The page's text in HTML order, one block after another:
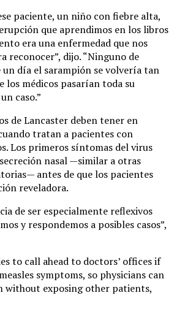
paciente, un niño con fiebre alta,
que aprendimos en los libros
era una enfermedad que nos
reconocer”, dijo. “Ninguno de
día el sarampión se volvería tan
los médicos pasarían toda su
caso.”
de Lancaster deben tener en
tratan a pacientes con
Los primeros síntomas del virus
nasal —similar a otras
antes de que los pacientes
reveladora.
de ser especialmente reflexivos
y respondemos a posibles casos”,
to call ahead to doctors’ offices if
symptoms, so physicians can
without exposing other patients,